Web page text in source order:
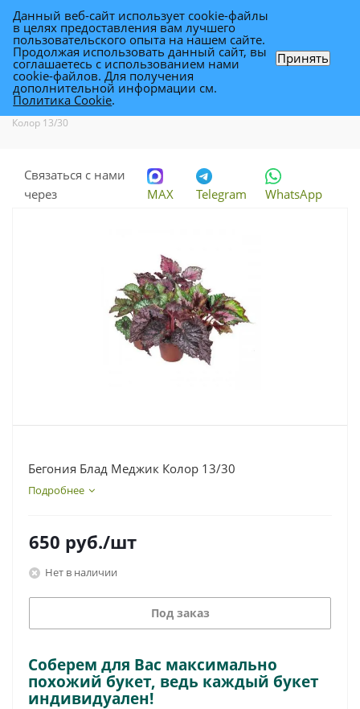
Бегония Блад Меджик Колор 13/30
Каталог - Растения -
Колор 13/30
Связаться с нами
через
MAX Telegram WhatsApp
Бегония Блад Меджик Колор 13/30
Подробнее
650 руб./шт
Нет в наличии
Под заказ
Соберем для Вас максимально
похожий букет, ведь каждый букет
индивидуален!
Данный веб-сайт использует cookie-файлы
в целях предоставления вам лучшего
пользовательского опыта на нашем сайте.
Продолжая использовать данный сайт, вы
соглашаетесь с использованием нами
cookie-файлов. Для получения
дополнительной информации см.
Политика Cookie.
Принять